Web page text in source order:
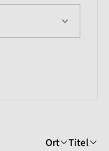
Ort Titel